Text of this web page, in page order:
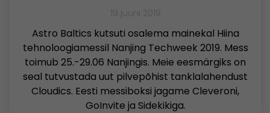
Astro Baltics kutsuti osalema mainekal Hiina
tehnoloogiamessil Nanjing Techweek 2019. Mess
toimub 25.-29.06 Nanjingis. Meie eesmärgiks on
seal tutvustada uut pilvepõhist tanklalahendust
Cloudics. Eesti messiboksi jagame Cleveroni,
GoInvite ja Sidekikiga.